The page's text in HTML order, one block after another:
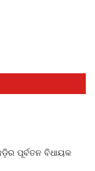
ପୂର୍ବତନ ବିଧାୟକ